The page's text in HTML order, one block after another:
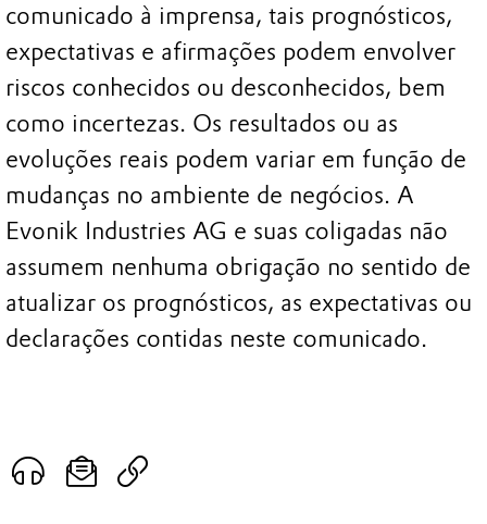
comunicado à imprensa, tais prognósticos,
expectativas e afirmações podem envolver
riscos conhecidos ou desconhecidos, bem
como incertezas. Os resultados ou as
evoluções reais podem variar em função de
mudanças no ambiente de negócios. A
Evonik Industries AG e suas coligadas não
assumem nenhuma obrigação no sentido de
atualizar os prognósticos, as expectativas ou
declarações contidas neste comunicado.